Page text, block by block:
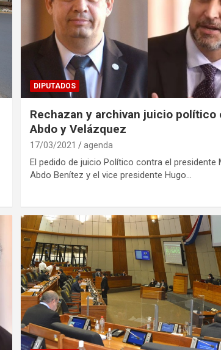
DIPUTADOS
Rechazan y archivan juicio político
Abdo y Velázquez
17/03/2021 agenda
El pedido de juicio Político contra el presidente
Abdo Benítez y el vice presidente Hugo…